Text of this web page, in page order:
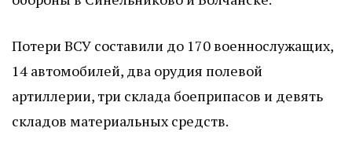
Потери ВСУ составили до 170 военнослужащих,
14 автомобилей, два орудия полевой
артиллерии, три склада боеприпасов и девять
складов материальных средств.